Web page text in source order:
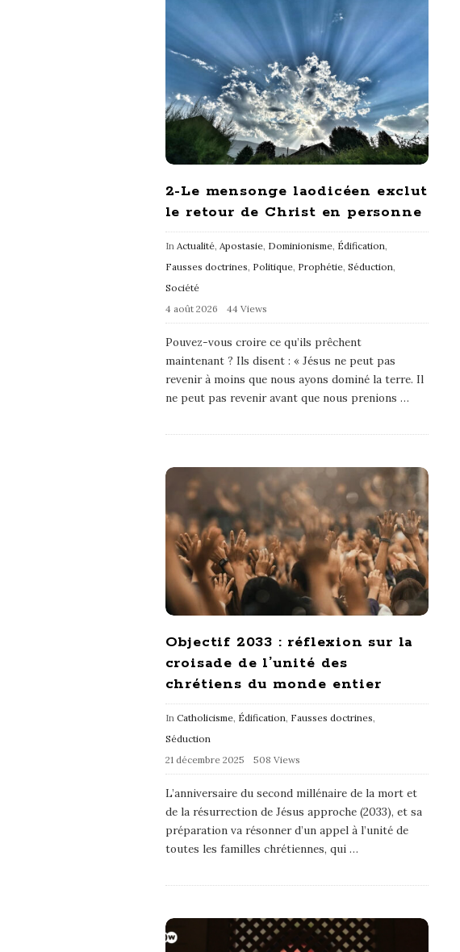
2-Le mensonge laodicéen exclut
le retour de Christ en personne
In Actualité, Apostasie, Dominionisme, Édification
Fausses doctrines Politique, Prophétie, Séduction
Société
4 août 2026
44 Views
Pouvez-vous croire ce qu’ils prêchent
maintenant ? Ils disent : « Jésus ne peut pas
revenir à moins que nous ayons dominé la terre. Il
ne peut pas revenir avant que nous prenions …
Objectif 2033 : réflexion sur la
croisade de l’unité des
chrétiens du monde entier
In Catholicisme, Édification Fausses doctrines
Séduction
21 décembre 2025
508 Views
L’anniversaire du second millénaire de la mort et
de la résurrection de Jésus approche (2033), et sa
préparation va résonner d’un appel à l’unité de
toutes les familles chrétiennes, qui…